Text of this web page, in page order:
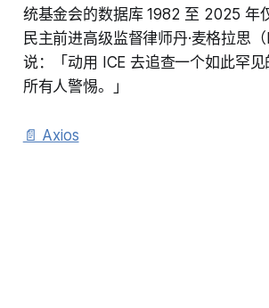
统基金会的数据库 1982 至 2025 年
民主前进高级监督律师丹·麦格拉思
说：「动用 ICE 去追查一个如此罕
所有人警惕。」
📄 Axios